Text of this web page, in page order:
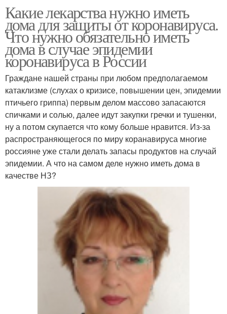
Какие лекарства нужно иметь
дома для защиты от коронавируса.
Что нужно обязательно иметь
дома в случае эпидемии
коронавируса в России
Граждане нашей страны при любом предполагаемом
катаклизме (слухах о кризисе, повышении цен, эпидемии
птичьего гриппа) первым делом массово запасаются
спичками и солью, далее идут закупки гречки и тушенки,
ну а потом скупается что кому больше нравится. Из-за
распространяющегося по миру коранавируса многие
россияне уже стали делать запасы продуктов на случай
эпидемии. А что на самом деле нужно иметь дома в
качестве НЗ?